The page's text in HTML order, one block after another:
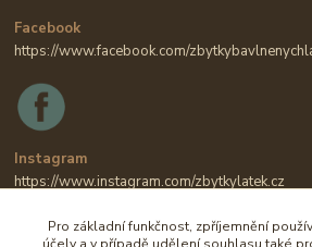
Facebook
https://www.facebook.com/
Instagram
https://www.instagram.com/zbytkylatek.cz
Pro základní funkčnost, zpříjemnění